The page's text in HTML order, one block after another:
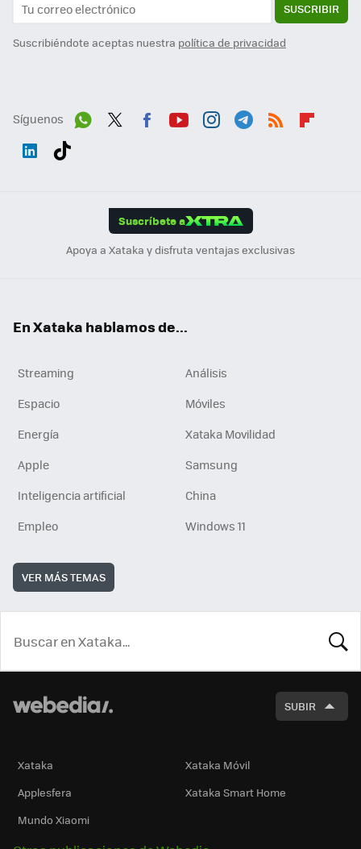
SUSCRIBIR
Suscribiéndote aceptas nuestra política de privacidad
Síguenos
Suscríbete a
Apoya a Xataka y disfruta ventajas exclusivas
En Xataka hablamos de...
Streaming
Análisis
Espacio
Móviles
Energía
Xataka Movilidad
Apple
Samsung
Inteligencia artificial
China
Empleo
Windows 11
VER MÁS TEMAS
SUBIR
Xataka
Xataka Móvil
Applesfera
Xataka Smart Home
Mundo Xiaomi